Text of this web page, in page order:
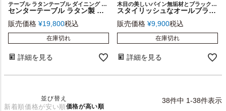
テーブル ラタンテーブル ダイニング 円卓 ラウンド
センターテーブル ラタン製 円型 ガラス天板 径71cm 高さ41cm ナチュラル [13724]【 リビングテーブル センターテーブル コーヒーテーブル 飾りテーブル ソファテーブル おしゃれ リビング モダン 】
販売価格 ¥19,800税込
在庫切れ
詳細を見る
木目の美しいパイン無垢材とブラックアイアンという、異素材を組み合わせた家具シリーズ「TABAS BLACK EDITION」のローテーブル
スタイリッシュなオールブラックカラー天然木とアイアンのシンプルなローテーブル【便利な棚板付き】 [63061-cbk]
販売価格 ¥9,900税込
在庫切れ
詳細を見る
並び替え
新着順価格が安い順価格が高い順
38件中 1-38件表示